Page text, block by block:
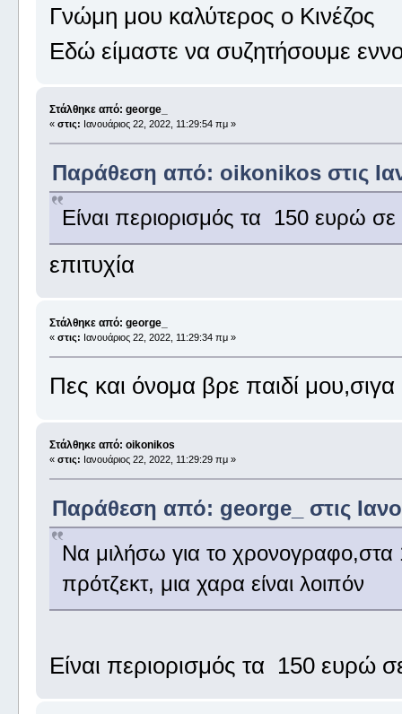
Γνώμη μου καλύτερος ο Κινέζος
Εδώ είμαστε να συζητήσουμε
Στάλθηκε από: george_
« στις: Ιανουάριος 22, 2022, 11:29:54 πμ »
Παράθεση από: oikonikos στις
Είναι περιορισμός τα 150 ευρώ
επιτυχία
Στάλθηκε από: george_
« στις: Ιανουάριος 22, 2022, 11:29:34 πμ »
Πες και όνομα βρε παιδί μου,σιγα
Στάλθηκε από: oikonikos
« στις: Ιανουάριος 22, 2022, 11:29:29 πμ »
Παράθεση από: george_ στις
Να μιλήσω για το
πρότζεκτ, μια χαρα είναι λοιπόν
Είναι περιορισμός τα 150 ευρώ